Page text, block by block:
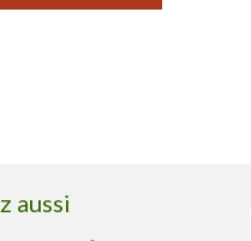
aussi